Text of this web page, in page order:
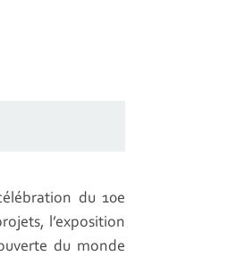
du 10e
l’exposition
du monde